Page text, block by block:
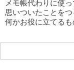
メモ帳代わりに使
思いついたことをつ
何かお役に立てるも
索: